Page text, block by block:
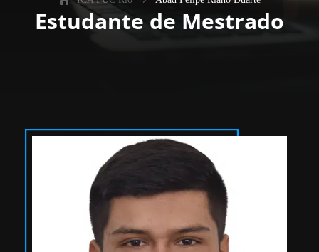
Estudante de Mestrado